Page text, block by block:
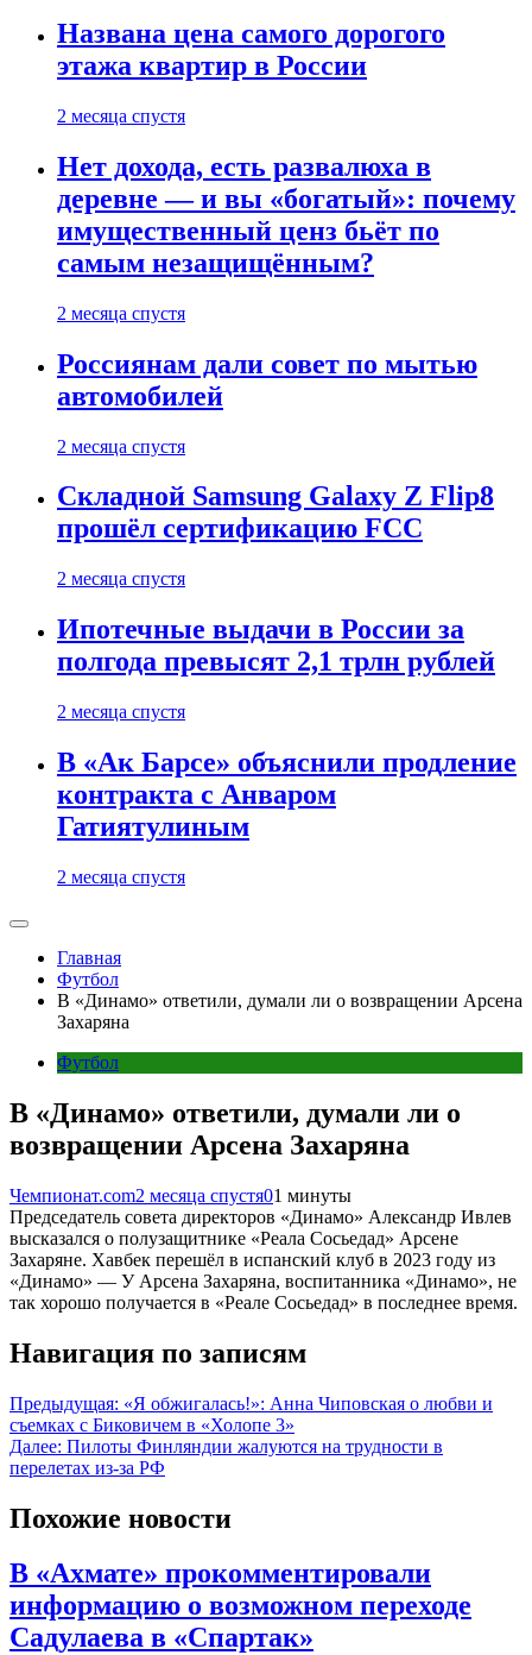
Названа цена самого дорогого
этажа квартир в России
2 месяца спустя
Нет дохода, есть развалюха в
деревне — и вы «богатый»: почему
имущественный ценз бьёт по
самым незащищённым?
2 месяца спустя
Россиянам дали совет по мытью
автомобилей
2 месяца спустя
Складной Samsung Galaxy Z Flip8
прошёл сертификацию FCC
2 месяца спустя
Ипотечные выдачи в России за
полгода превысят 2,1 трлн рублей
2 месяца спустя
В «Ак Барсе» объяснили продление
контракта с Анваром
Гатиятулиным
2 месяца спустя
Главная
Футбол
В «Динамо» ответили, думали ли о возвращении Арсена
Захаряна
Футбол
В «Динамо» ответили, думали ли о
возвращении Арсена Захаряна
Чемпионат.com2 месяца спустя01 минуты
Председатель совета директоров «Динамо» Александр Ивлев
высказался о полузащитнике «Реала Сосьедад» Арсене
Захаряне. Хавбек перешёл в испанский клуб в 2023 году из
«Динамо» — У Арсена Захаряна, воспитанника «Динамо», не
так хорошо получается в «Реале Сосьедад» в последнее время.
Навигация по записям
Предыдущая: «Я обжигалась!»: Анна Чиповская о любви и
съемках с Биковичем в «Холопе 3»
Далее: Пилоты Финляндии жалуются на трудности в
перелетах из-за РФ
Похожие новости
В «Ахмате» прокомментировали
информацию о возможном переходе
Садулаева в «Спартак»